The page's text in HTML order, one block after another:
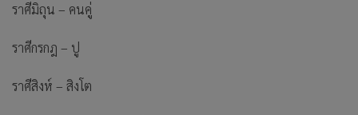
ราศีมิถุน – คนคู่
ราศีกรกฎ – ปู
ราศีสิงห์ – สิงโต